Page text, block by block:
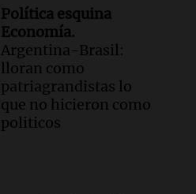
Política esquina
Economía.
Argentina-Brasil:
lloran como
patriagrandistas lo
que no hicieron como
politicos